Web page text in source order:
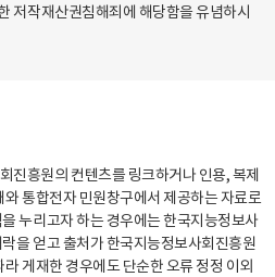
저작재산권침해죄에 해당함을 유념하시
진흥원의 컨텐츠를 링크하거나 인용, 복제
통합전자 민원창구에서 제공하는 자료로
누리고자 하는 경우에는 한국지능정보사
을 얻고 출처가 한국지능정보사회진흥원
게재한 경우에도 단순한 오류 정정 이외